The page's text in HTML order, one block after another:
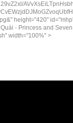
height="420"
- Princess and
width="100%" >